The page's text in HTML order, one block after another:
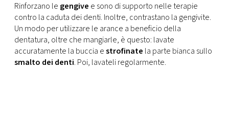
Rinforzano le gengive e sono di supporto nelle terapie
contro la caduta dei denti. Inoltre, contrastano la gengivite.
Un modo per utilizzare le arance a beneficio della
dentatura, oltre che mangiarle, è questo: lavate
accuratamente la buccia estrofinate la parte bianca sullo
smalto dei denti. Poi, lavateli regolarmente.